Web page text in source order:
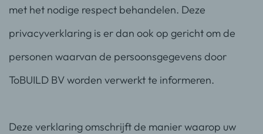
met het nodige respect behandelen. Deze
privacyverklaring is er dan ook op gericht om de
personen waarvan de persoonsgegevens door
ToBUILD BV worden verwerkt te informeren.
Deze verklaring omschrijft de manier waarop uw